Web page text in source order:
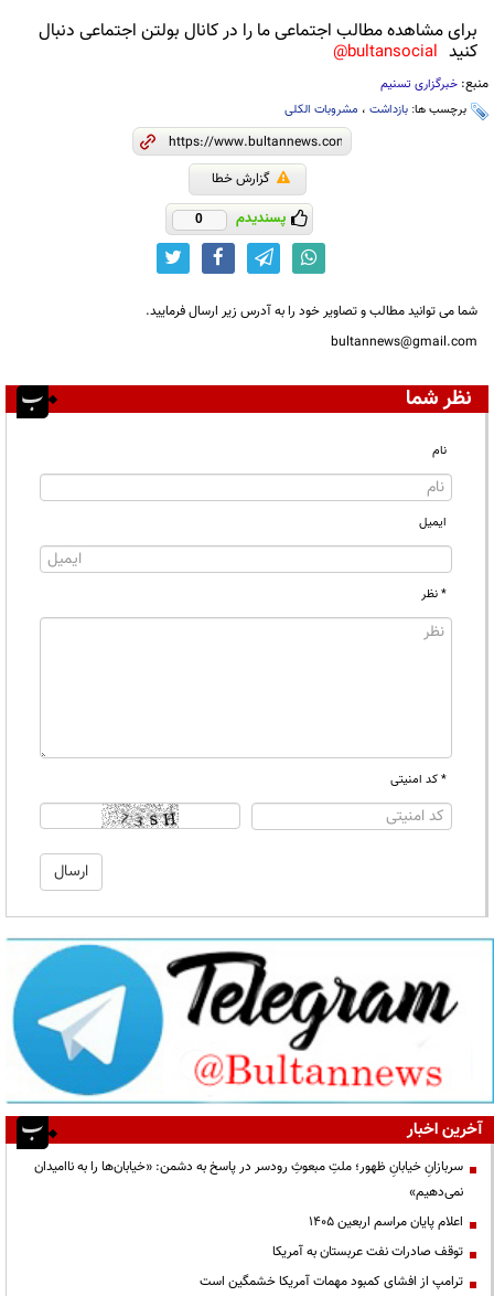
برای مشاهده مطالب اجتماعی ما را در کانال بولتن اجتماعی دنبال
کنید bultansocial@
منبع: خبرگزاری تسنیم
برچسب ها: بازداشت ، مشروبات الکلی
گزارش خطا
پسندیدم 0
شما می توانید مطالب و تصاویر خود را به آدرس زیر ارسال فرمایید.
bultannews@gmail.com
نظر شما
نام
ایمیل
* نظر
* کد امنیتی
آخرین اخبار
سربازانِ خیابانِ ظهور؛ ملتِ مبعوثِ رودسر در پاسخ به دشمن: «خیابان‌ها را به ناامیدان
نمی‌دهیم»
اعلام پایان مراسم اربعین ۱۴۰۵
توقف صادرات نفت عربستان به آمریکا
ترامپ از افشای کمبود مهمات آمریکا خشمگین است